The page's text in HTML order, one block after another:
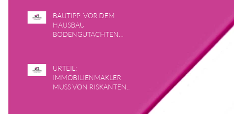
BAUTIPP: VOR DEM
HAUSBAU
BODENGUTACHTEN
URTEIL:
IMMOBILIENMAKLER
MUSS VON RISKANTEN